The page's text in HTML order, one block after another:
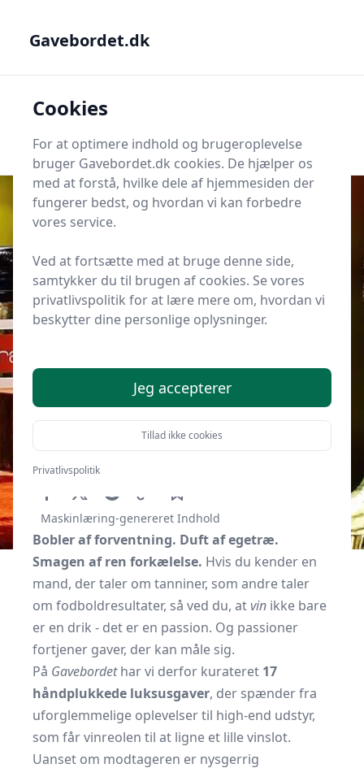
Søg
17 luksusgaver til ham, der elsker
vin
Af Gavebordet.dk
Maskinlæring-genereret Indhold
Bobler af forventning. Duft af egetræ.
Smagen af ren forkælelse. Hvis du kender en
mand, der taler om tanniner, som andre taler
om fodboldresultater, så ved du, atvin ikke bare
er en drik - det er en passion. Og passioner
fortjener gaver, der kan måle sig.
På Gavebordethar vi derfor kurateret 17
håndplukkede luksusgaver, der spænder fra
uforglemmelige oplevelser til high-end udstyr,
som får vinreolen til at ligne et lille vinslot.
Uanset om modtageren er nysgerrig
Gavebordet.dk
Cookies
For at optimere indhold og brugeroplevelse
bruger Gavebordet.dk cookies. De hjælper os
med at forstå, hvilke dele af hjemmesiden der
fungerer bedst, og hvordan vi kan forbedre
vores service.
Ved at fortsætte med at bruge denne side,
samtykker du til brugen af cookies. Se vores
privatlivspolitik for at lære mere om, hvordan vi
beskytter dine personlige oplysninger.
Jeg accepterer
Tillad ikke cookies
Privatlivspolitik